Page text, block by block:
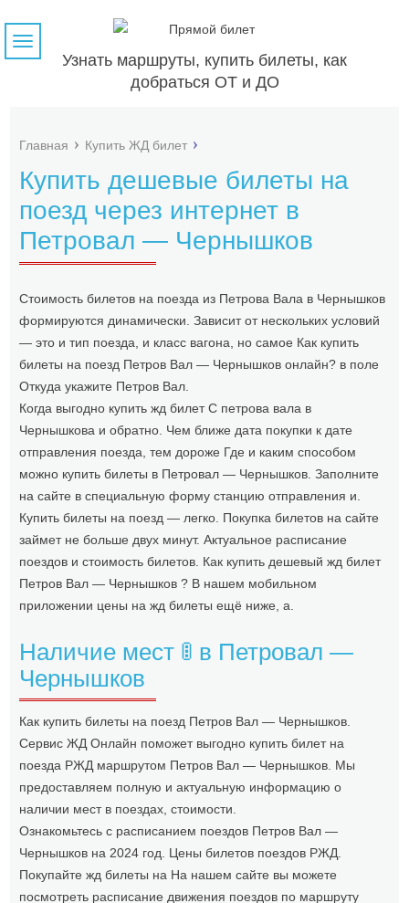
Узнать маршруты, купить билеты, как
добраться ОТ и ДО
Навигация
Главная Купить ЖД билет
Купить дешевые билеты на
поезд через интернет в
Петровал — Чернышков
Стоимость билетов на поезда из Петрова Вала в Чернышков
формируются динамически. Зависит от нескольких условий
— это и тип поезда, и класс вагона, но самое Как купить
билеты на поезд Петров Вал — Чернышков онлайн? в поле
Откуда укажите Петров Вал.
Когда выгодно купить жд билет С петрова вала в
Чернышкова и обратно. Чем ближе дата покупки к дате
отправления поезда, тем дороже Где и каким способом
можно купить билеты в Петровал — Чернышков. Заполните
на сайте в специальную форму станцию отправления и.
Купить билеты на поезд — легко. Покупка билетов на сайте
займет не больше двух минут. Актуальное расписание
поездов и стоимость билетов. Как купить дешевый жд билет
Петров Вал — Чернышков ? В нашем мобильном
приложении цены на жд билеты ещё ниже, а.
Наличие мест 🚦 в Петровал —
Чернышков
Как купить билеты на поезд Петров Вал — Чернышков.
Сервис ЖД Онлайн поможет выгодно купить билет на
поезда РЖД маршрутом Петров Вал — Чернышков. Мы
предоставляем полную и актуальную информацию о
наличии мест в поездах, стоимости.
Ознакомьтесь с расписанием поездов Петров Вал —
Чернышков на 2024 год. Цены билетов поездов РЖД.
Покупайте жд билеты на На нашем сайте вы можете
посмотреть расписание движения поездов по маршруту